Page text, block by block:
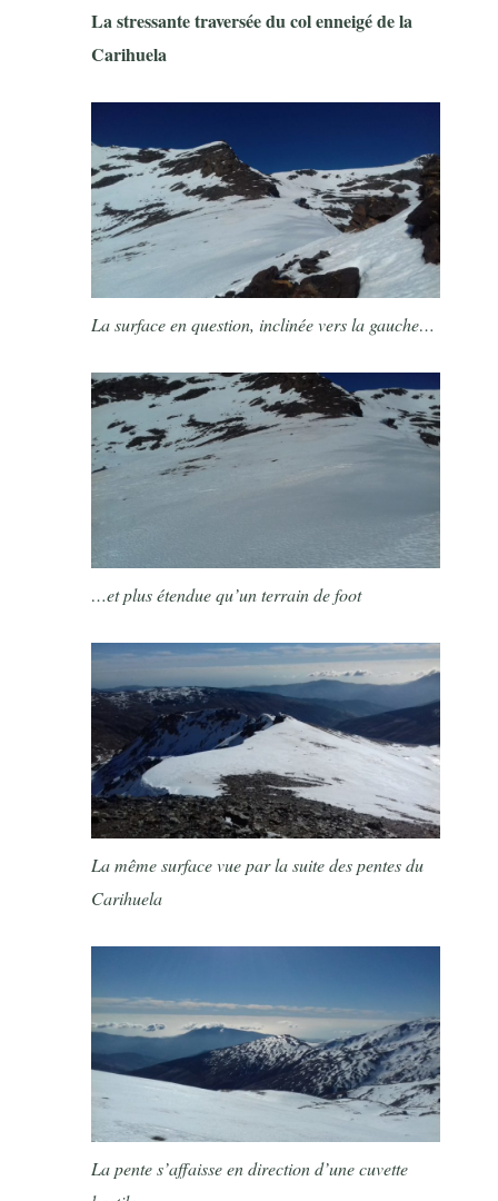
La stressante traversée du col enneigé de la
Carihuela
La surface en question, inclinée vers la gauche…
…et plus étendue qu’un terrain de foot
La même surface vue par la suite des pentes du
Carihuela
La pente s’affaisse en direction d’une cuvette